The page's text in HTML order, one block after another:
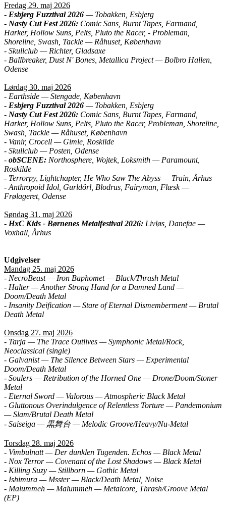
Fredag 29. maj 2026
- Esbjerg Fuzztival 2026 — Tobakken, Esbjerg
- Nasty Cut Fest 2026: Comic Sans, Burnt Tapes, Farmand,
Harker, Hollow Suns, Pelts, Pluto the Racer, - Probleman,
Shoreline, Swash, Tackle — Råhuset, København
- Skullclub — Richter, Gladsaxe
- Ballbreaker, Dust N' Bones, Metallica Project — Bolbro Hallen,
Odense
Lørdag 30. maj 2026
- Earthside — Stengade, København
- Esbjerg Fuzztival 2026 — Tobakken, Esbjerg
- Nasty Cut Fest 2026: Comic Sans, Burnt Tapes, Farmand,
Harker, Hollow Suns, Pelts, Pluto the Racer, Probleman, Shoreline,
Swash, Tackle — Råhuset, København
- Vanir, Crocell — Gimle, Roskilde
- Skullclub — Posten, Odense
- obSCENE: Northosphere, Wojtek, Loksmith — Paramount,
Roskilde
- Terrorpy, Lightchapter, He Who Saw The Abyss — Train, Århus
- Anthropoid Idol, Gurldörl, Blodrus, Fairyman, Flæsk —
Frølageret, Odense
Søndag 31. maj 2026
- HxC Kids - Børnenes Metalfestival 2026: Livløs, Danefae —
Voxhall, Århus
Udgivelser
Mandag 25. maj 2026
- NecroBeast — Iron Baphomet — Black/Thrash Metal
- Halter — Another Strong Hand for a Damned Land —
Doom/Death Metal
- Insanity Deification — Stare of Eternal Dismemberment — Brutal
Death Metal
Onsdag 27. maj 2026
- Tarja — The Trace Outlives — Symphonic Metal/Rock,
Neoclassical (single)
- Galvanist — The Silence Between Stars — Experimental
Doom/Death Metal
- Soulers — Retribution of the Horned One — Drone/Doom/Stoner
Metal
- Eternal Sword — Valorous — Atmospheric Black Metal
- Gluttonous Overindulgence of Relentless Torture — Pandemonium
— Slam/Brutal Death Metal
- Saiseiga — 黒舞台 — Melodic Groove/Heavy/Nu-Metal
Torsdag 28. maj 2026
- Vimbulnatt — Der dunklen Tugenden. Echos — Black Metal
- Nox Terror — Covenant of the Lost Shadows — Black Metal
- Killing Suzy — Stillborn — Gothic Metal
- Ishimura — Msster — Black/Death Metal, Noise
- Malummeh — Malummeh — Metalcore, Thrash/Groove Metal
(EP)